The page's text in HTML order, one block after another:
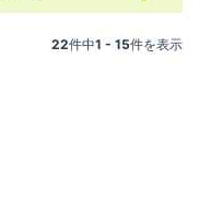
22件中1 - 15件を表示